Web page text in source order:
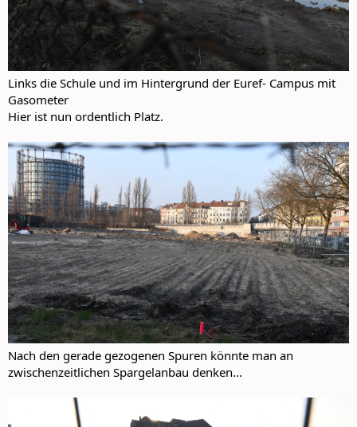
Links die Schule und im Hintergrund der Euref- Campus mit
Gasometer
Hier ist nun ordentlich Platz.
Nach den gerade gezogenen Spuren könnte man an
zwischenzeitlichen Spargelanbau denken...